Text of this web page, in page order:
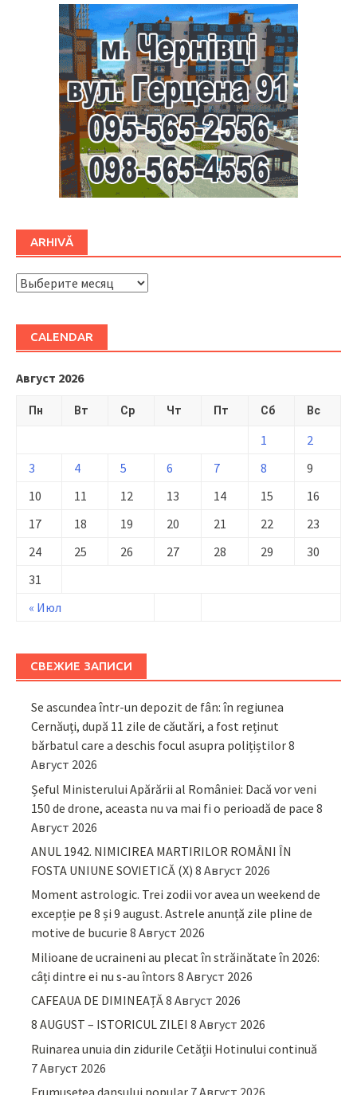
ARHIVĂ
ARHIVĂ
CALENDAR
Август 2026
Пн Вт Ср Чт Пт Сб Вс
« Июл
1
2
3
4 5 6 7 8
9
10
11 12 13 14 15
16
17
18 19 20 21 22
23
24
25 26 27 28 29
30
31
СВЕЖИЕ ЗАПИСИ
Se ascundea într-un depozit de fân: în regiunea
Cernăuți, după 11 zile de căutări, a fost reținut
bărbatul care a deschis focul asupra polițiștilor8
Август 2026
Șeful Ministerului Apărării al României: Dacă vor veni
150 de drone, aceasta nu va mai fi o perioadă de pace 8
Август 2026
ANUL 1942. NIMICIREA MARTIRILOR ROMÂNI ÎN
FOSTA UNIUNE SOVIETICĂ (X) 8 Август 2026
Moment astrologic. Trei zodii vor avea un weekend de
excepție pe 8 și 9 august. Astrele anunță zile pline de
motive de bucurie 8 Август 2026
Milioane de ucraineni au plecat în străinătate în 2026:
câți dintre ei nu s-au întors 8 Август 2026
CAFEAUA DE DIMINEAȚĂ8 Август 2026
8 AUGUST – ISTORICUL ZILEI 8 Август 2026
Ruinarea unuia din zidurile Cetății Hotinului continuă
7 Август 2026